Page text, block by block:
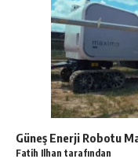
Güneş Enerji Robotu
Fatih Ilhan tarafından